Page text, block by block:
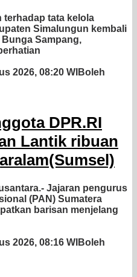
terhadap tata kelola
Simalungun kembali
Sampang,
2026, 08:20 WIBoleh
DPR.RI
Lantik ribuan
Jajaran pengurus
(PAN) Sumatera
barisan menjelang
2026, 08:16 WIBoleh